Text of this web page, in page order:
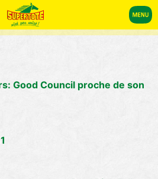
Good Council proche de son